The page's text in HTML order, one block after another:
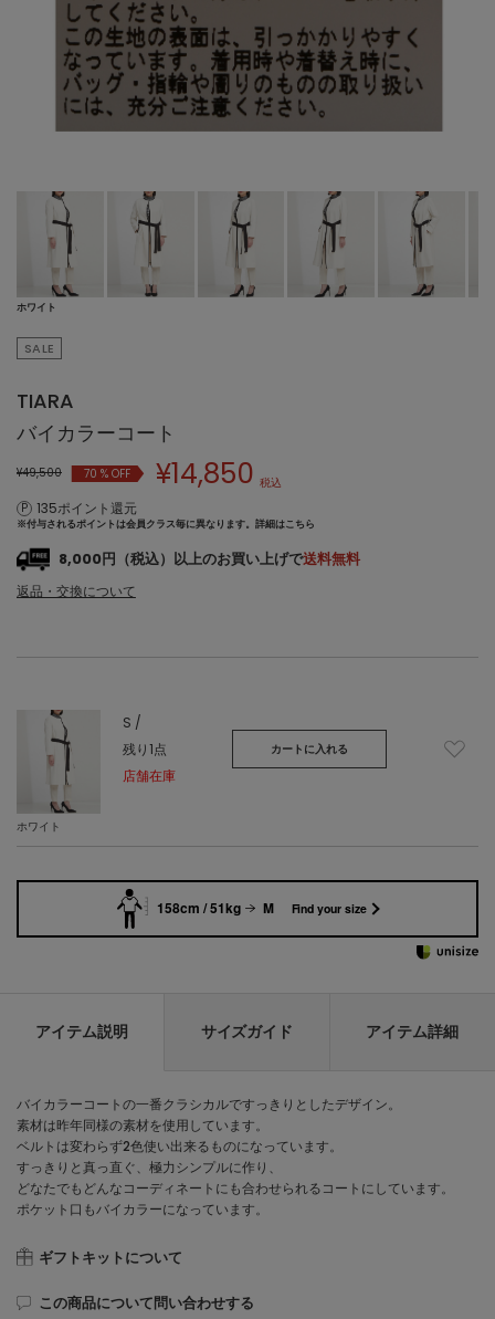
ホワイト
SALE
TIARA
バイカラーコート
¥49,500 70% OFF ¥14,850 税込
135ポイント還元
※付与されるポイントは会員クラス毎に異なります。 詳細はこちら
8,000円（税込）以上のお買い上げで送料無料
返品・交換について
ホワイト
S /
残り1点
店舗在庫
カートに入れる
158cm / 51kg M Find your size
アイテム説明 サイズガイド アイテム詳細
バイカラーコートの一番クラシカルですっきりとしたデザイン。
素材は昨年同様の素材を使用しています。
ベルトは変わらず2色使い出来るものになっています。
すっきりと真っ直ぐ、極力シンプルに作り、
どなたでもどんなコーディネートにも合わせられるコートにしています。
ポケット口もバイカラーになっています。
ギフトキットについて
この商品について問い合わせする